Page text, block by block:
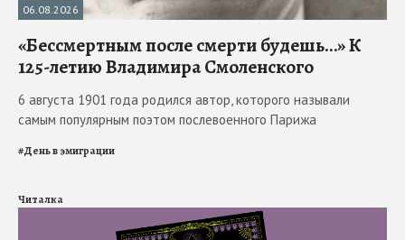
06.08.2026
«Бессмертным после смерти будешь…» К
125-летию Владимира Смоленского
6 августа 1901 года родился автор, которого называли
самым популярным поэтом послевоенного Парижа
#День в эмиграции
Читалка